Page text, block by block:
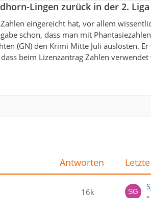
Lingen zurück in der 2. Liga
eingereicht hat, vor allem
schon, dass man mit
(GN) den Krimi Mitte Juli auslösten.
beim Lizenzantrag Zahlen
Antworten
16k